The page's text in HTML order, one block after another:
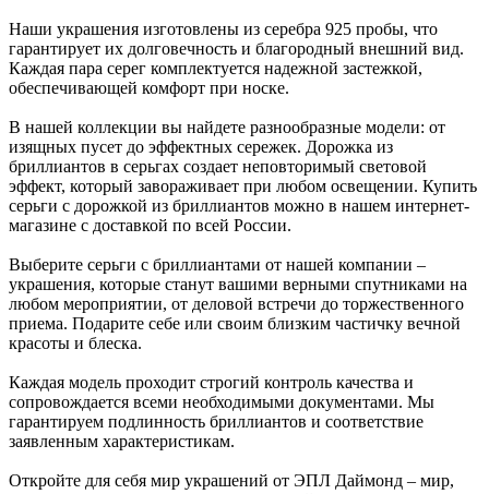
Наши украшения изготовлены из серебра 925 пробы, что
гарантирует их долговечность и благородный внешний вид.
Каждая пара серег комплектуется надежной застежкой,
обеспечивающей комфорт при носке.
В нашей коллекции вы найдете разнообразные модели: от
изящных пусет до эффектных сережек. Дорожка из
бриллиантов в серьгах создает неповторимый световой
эффект, который завораживает при любом освещении. Купить
серьги с дорожкой из бриллиантов можно в нашем интернет-
магазине с доставкой по всей России.
Выберите серьги с бриллиантами от нашей компании –
украшения, которые станут вашими верными спутниками на
любом мероприятии, от деловой встречи до торжественного
приема. Подарите себе или своим близким частичку вечной
красоты и блеска.
Каждая модель проходит строгий контроль качества и
сопровождается всеми необходимыми документами. Мы
гарантируем подлинность бриллиантов и соответствие
заявленным характеристикам.
Откройте для себя мир украшений от ЭПЛ Даймонд – мир,